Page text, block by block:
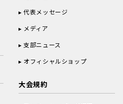
代表メッセージ
メディア
支部ニュース
オフィシャルショップ
大会規約